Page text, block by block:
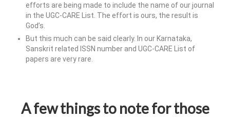
efforts are being made to include the name of our journal
in the UGC-CARE List. The effort is ours, the result is
God’s.
But this much can be said clearly. In our Karnataka,
Sanskrit related ISSN number and UGC-CARE List of
papers are very rare.
A few things to note for those